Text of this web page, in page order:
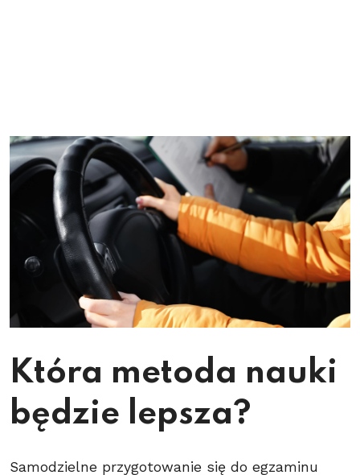
Która metoda nauki
będzie lepsza?
Samodzielne przygotowanie się do egzaminu